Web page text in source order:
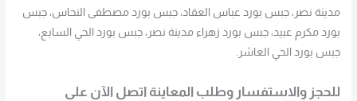
مدينة نصر، جبس بورد عباس العقاد، جبس بورد مصطفى النحاس، جبس
بورد مكرم عبيد، جبس بورد زهراء مدينة نصر، جبس بورد الحي السابع،
جبس بورد الحي العاشر.
للحجز والاستفسار وطلب المعاينة اتصل الآن على